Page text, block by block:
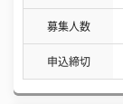
募集人数
申込締切